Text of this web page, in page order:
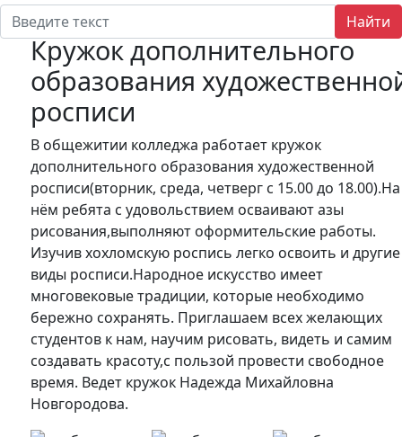
Найти
Кружок дополнительного
образования
росписи
В общежитии колледжа работает кружок
дополнительного образования художественной
росписи(вторник, среда, четверг с 15.00 до 18.00).На
нём ребята с удовольствием осваивают азы
рисования,выполняют оформительские работы.
Изучив хохломскую роспись легко освоить и другие
виды росписи.Народное искусство имеет
многовековые традиции, которые необходимо
бережно сохранять. Приглашаем всех желающих
студентов к нам, научим рисовать, видеть и самим
создавать красоту,с пользой провести свободное
время. Ведет кружок Надежда Михайловна
Новгородова.